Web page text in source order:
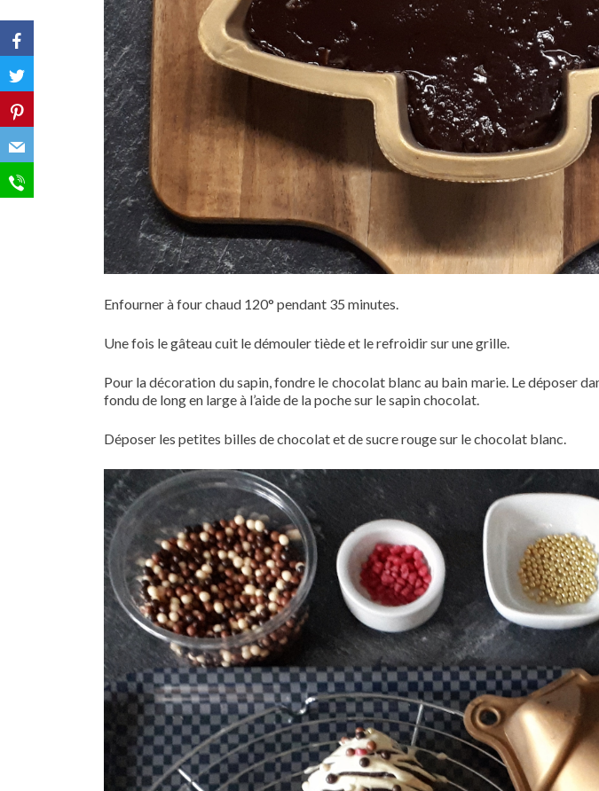
Enfourner à four chaud 120° pendant 35 minutes.
Une fois le gâteau cuit le démouler tiède et le refroidir sur une grille.
Pour la décoration du sapin, fondre le chocolat blanc au bain marie. Le déposer
fondu de long en large à l’aide de la poche sur le sapin chocolat.
Déposer les petites billes de chocolat et de sucre rouge sur le chocolat blanc.